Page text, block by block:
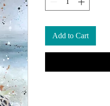
Add to Cart